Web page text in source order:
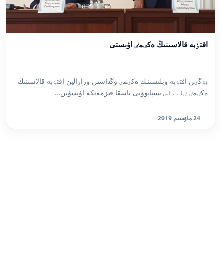
اقتٶبە قالاسىنىڭ ەكٸمٸ اۋىستى
بٷگٸن اقتٶبە وبلىسىنىڭ ەكٸمٸ وڭداسىن ورازالين اقتٶبە قالاسىنىڭ
ەكٸمٸ ٸليياس يسپانوۆتى باسقا قىزمەتكە اۋىسۋىن...
24 ماۋسىم 2019